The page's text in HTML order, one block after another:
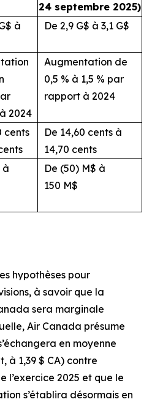
24 septembre 2025)
à
De 2,9 G$ à 3,1 G$
2024
Augmentation de
0,5 % à 1,5 % par
rapport à 2024
cents
De 14,60 cents à
14,70 cents
à
De (50) M$ à
150 M$
hypothèses pour
à savoir que la
sera marginale
Air Canada présume
en moyenne
à 1,39 $ CA) contre
l’exercice 2025 et que le
s’établira désormais en